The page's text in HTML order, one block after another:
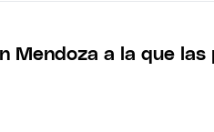
Mendoza a la que las